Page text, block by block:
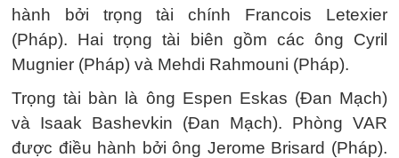
hành bởi trọng tài chính Francois Letexier
(Pháp). Hai trọng tài biên gồm các ông Cyril
Mugnier (Pháp) và Mehdi Rahmouni (Pháp).
Trọng tài bàn là ông Espen Eskas (Đan Mạch)
và Isaak Bashevkin (Đan Mạch). Phòng VAR
được điều hành bởi ông Jerome Brisard (Pháp).